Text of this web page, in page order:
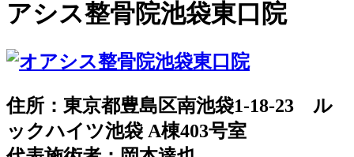
アシス整骨院池袋東口院
住所：東京都豊島区南池袋1-18-23 ル
ックハイツ池袋 A棟403号室